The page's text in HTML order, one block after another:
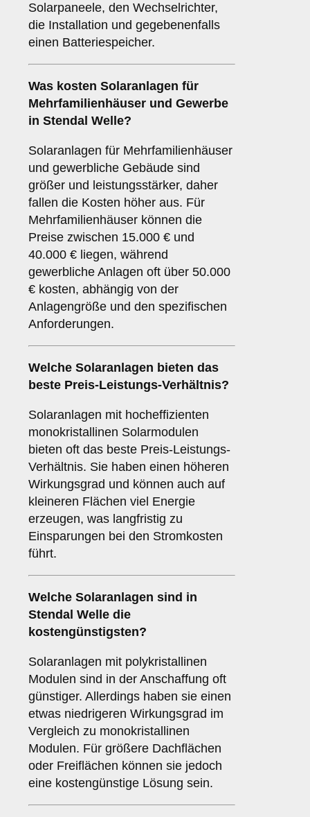
Solarpaneele, den Wechselrichter,
die Installation und gegebenenfalls
einen Batteriespeicher.
Was kosten Solaranlagen für
Mehrfamilienhäuser und Gewerbe
in Stendal Welle?
Solaranlagen für Mehrfamilienhäuser
und gewerbliche Gebäude sind
größer und leistungsstärker, daher
fallen die Kosten höher aus. Für
Mehrfamilienhäuser können die
Preise zwischen 15.000 € und
40.000 € liegen, während
gewerbliche Anlagen oft über 50.000
€ kosten, abhängig von der
Anlagengröße und den spezifischen
Anforderungen.
Welche Solaranlagen bieten das
beste Preis-Leistungs-Verhältnis?
Solaranlagen mit hocheffizienten
monokristallinen Solarmodulen
bieten oft das beste Preis-Leistungs-
Verhältnis. Sie haben einen höheren
Wirkungsgrad und können auch auf
kleineren Flächen viel Energie
erzeugen, was langfristig zu
Einsparungen bei den Stromkosten
führt.
Welche Solaranlagen sind in
Stendal Welle die
kostengünstigsten?
Solaranlagen mit polykristallinen
Modulen sind in der Anschaffung oft
günstiger. Allerdings haben sie einen
etwas niedrigeren Wirkungsgrad im
Vergleich zu monokristallinen
Modulen. Für größere Dachflächen
oder Freiflächen können sie jedoch
eine kostengünstige Lösung sein.